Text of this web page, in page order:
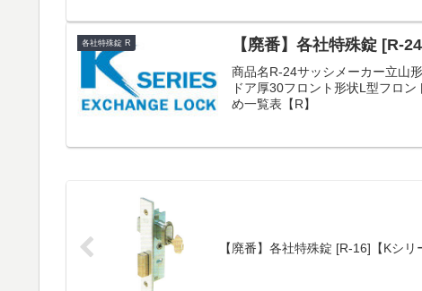
各社特殊錠 R 【廃番】各社特殊錠 [R-
商品名R-24サッシメーカー立山
ドア厚30フロント形状L型フロ
め一覧表【R】
【廃番】各社特殊錠 [R-16]【Kシ